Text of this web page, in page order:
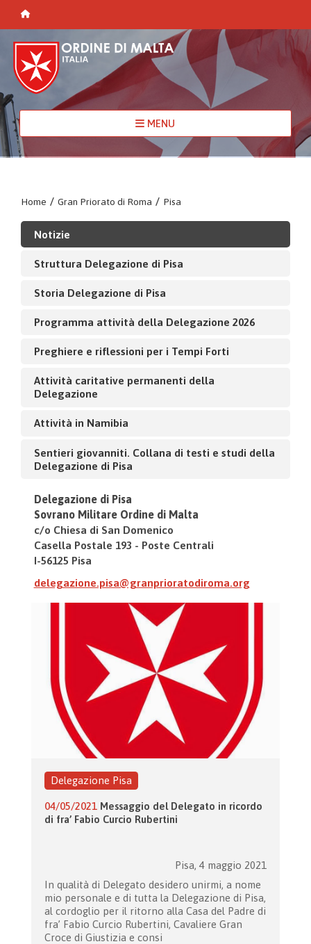
MENU
Home / Gran Priorato di Roma / Pisa
Notizie
Struttura Delegazione di Pisa
Storia Delegazione di Pisa
Programma attività della Delegazione 2026
Preghiere e riflessioni per i Tempi Forti
Attività caritative permanenti della
Delegazione
Attività in Namibia
Sentieri giovanniti. Collana di testi e studi della
Delegazione di Pisa
Delegazione di Pisa
Sovrano Militare Ordine di Malta
c/o Chiesa di San Domenico
Casella Postale 193 - Poste Centrali
I-56125 Pisa
delegazione.pisa@granprioratodiroma.org
Delegazione Pisa
04/05/2021 Messaggio del Delegato in ricordo
di fra’ Fabio Curcio Rubertini
Pisa, 4 maggio 2021
In qualità di Delegato desidero unirmi, a nome
mio personale e di tutta la Delegazione di Pisa,
al cordoglio per il ritorno alla Casa del Padre di
fra’ Fabio Curcio Rubertini, Cavaliere Gran
Croce di Giustizia e consi